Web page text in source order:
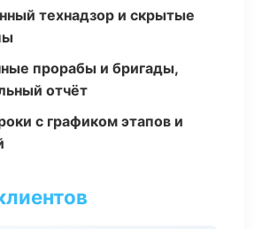
технадзор и скрытые
прорабы и бригады,
отчёт
с графиком этапов и